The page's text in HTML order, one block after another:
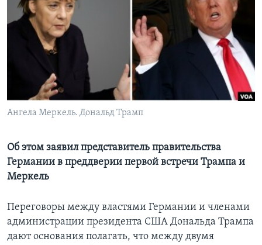
Learning English
СОЦИАЛЬНЫЕ СЕТИ
Языки
Ангела Меркель. Дональд Трамп
Об этом заявил представитель правительства
Германии в преддверии первой встречи Трампа и
Меркель
Переговоры между властями Германии и членами
администрации президента США Дональда Трампа
дают основания полагать, что между двумя